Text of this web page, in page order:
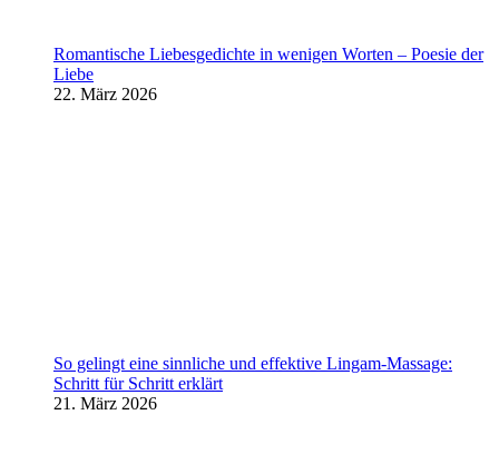
Romantische Liebesgedichte in wenigen Worten – Poesie der
Liebe
22. März 2026
So gelingt eine sinnliche und effektive Lingam-Massage:
Schritt für Schritt erklärt
21. März 2026